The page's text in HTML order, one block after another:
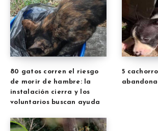
80 gatos corren el riesgo
de morir de hambre: la
instalación cierra y los
voluntarios buscan ayuda
5